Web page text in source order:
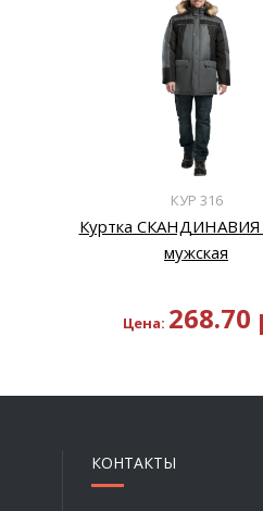
КУР 316
Куртка
мужская
Цена: 268.70
КОНТАКТЫ